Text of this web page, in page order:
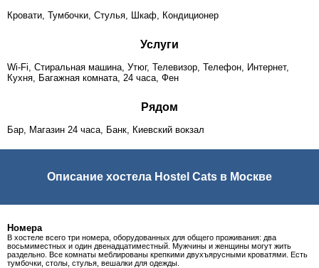
Кровати, Тумбочки, Стулья, Шкаф, Кондиционер
Услуги
Wi-Fi, Стиральная машина, Утюг, Телевизор, Телефон, Интернет,
Кухня, Багажная комната, 24 часа, Фен
Рядом
Бар, Магазин 24 часа, Банк, Киевский вокзал
Описание хостела Hostel Cats в Москве
Номера
В хостеле всего три номера, оборудованных для общего проживания: два
восьмиместных и один двенадцатиместный. Мужчины и женщины могут жить
раздельно. Все комнаты меблированы крепкими двухъярусными кроватями. Есть
тумбочки, столы, стулья, вешалки для одежды.